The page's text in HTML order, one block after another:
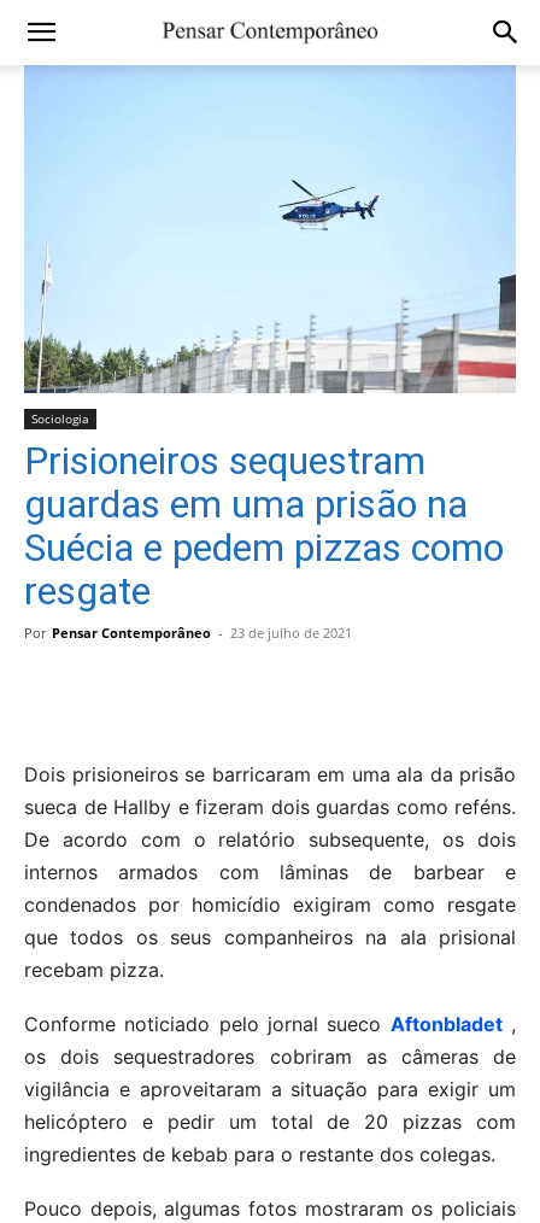
Sociologia
Prisioneiros sequestram
guardas em uma prisão na
Suécia e pedem pizzas como
resgate
Por Pensar Contemporâneo - 23 de julho de 2021
Dois prisioneiros se barricaram em uma ala da prisão
sueca de Hallby e fizeram dois guardas como reféns.
De acordo com o relatório subsequente, os dois
internos armados com lâminas de barbear e
condenados por homicídio exigiram como resgate
que todos os seus companheiros na ala prisional
recebam pizza.
Conforme noticiado pelo jornal sueco Aftonbladet,
os dois sequestradores cobriram as câmeras de
vigilância e aproveitaram a situação para exigir um
helicóptero e pedir um total de 20 pizzas com
ingredientes de kebab para o restante dos colegas.
Pouco depois, algumas fotos mostraram os policiais